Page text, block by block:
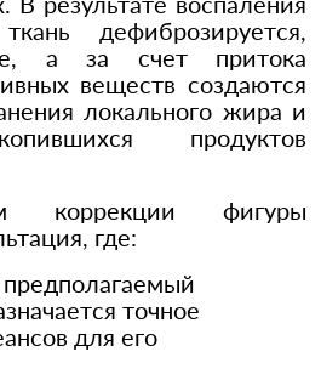
дефиброзируется,
а за счет притока
веществ создаются
локального жира и
продуктов
коррекции фигуры
где:
точное
для его